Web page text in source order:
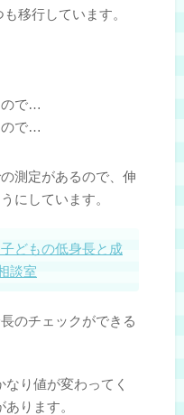
移行しています。
ので…
ので…
測定があるので、伸
にしています。
どもの低身長と成
談室
のチェックができる
り値が変わってく
ります。